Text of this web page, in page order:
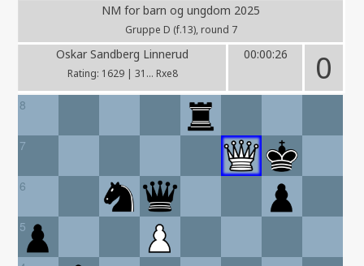
NM for barn og ungdom 2025
Gruppe D (f.13), round 7
Oskar Sandberg Linnerud
Rating: 1629 | 31... Rxe8
00:00:26 0
8
7
6
5